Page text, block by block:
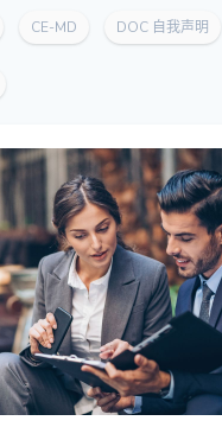
CE-MD DOC 自我声明